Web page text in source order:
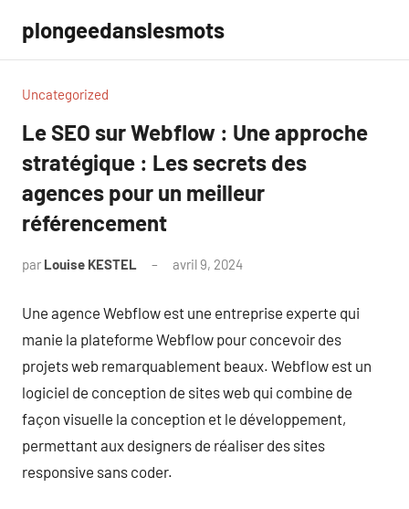
contenu
plongeedanslesmots
Uncategorized
Le SEO sur Webflow : Une approche
stratégique : Les secrets des
agences pour un meilleur
référencement
par Louise KESTEL avril 9, 2024
Une agence Webflow est une entreprise experte qui
manie la plateforme Webflow pour concevoir des
projets web remarquablement beaux. Webflow est un
logiciel de conception de sites web qui combine de
façon visuelle la conception et le développement,
permettant aux designers de réaliser des sites
responsive sans coder.